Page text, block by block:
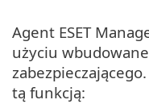
Agent ESET
użyciu
tą funkcją: